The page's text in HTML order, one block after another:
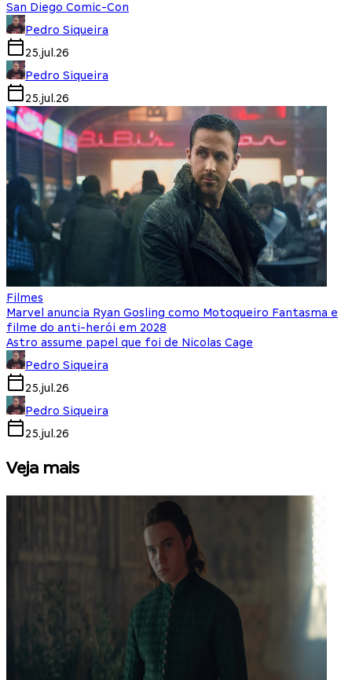
San Diego Comic-Con
Pedro Siqueira
25.jul.26
Pedro Siqueira
25.jul.26
Filmes
Marvel anuncia Ryan Gosling como Motoqueiro Fantasma e
filme do anti-herói em 2028
Astro assume papel que foi de Nicolas Cage
Pedro Siqueira
25.jul.26
Pedro Siqueira
25.jul.26
Veja mais